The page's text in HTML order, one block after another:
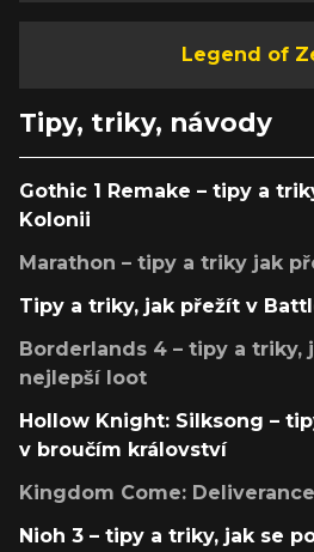
Legend of
Tipy, triky, návody
Gothic 1 Remake – tipy a
Kolonii
Marathon – tipy a triky jak
Tipy a triky, jak přežít v
Borderlands 4 – tipy a triky,
nejlepší loot
Hollow Knight: Silksong –
v broučím království
Kingdom Come:
Nioh 3 – tipy a triky, jak se